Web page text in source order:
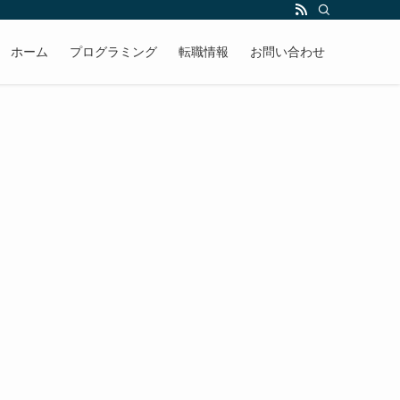
ホーム プログラミング 転職情報 お問い合わせ